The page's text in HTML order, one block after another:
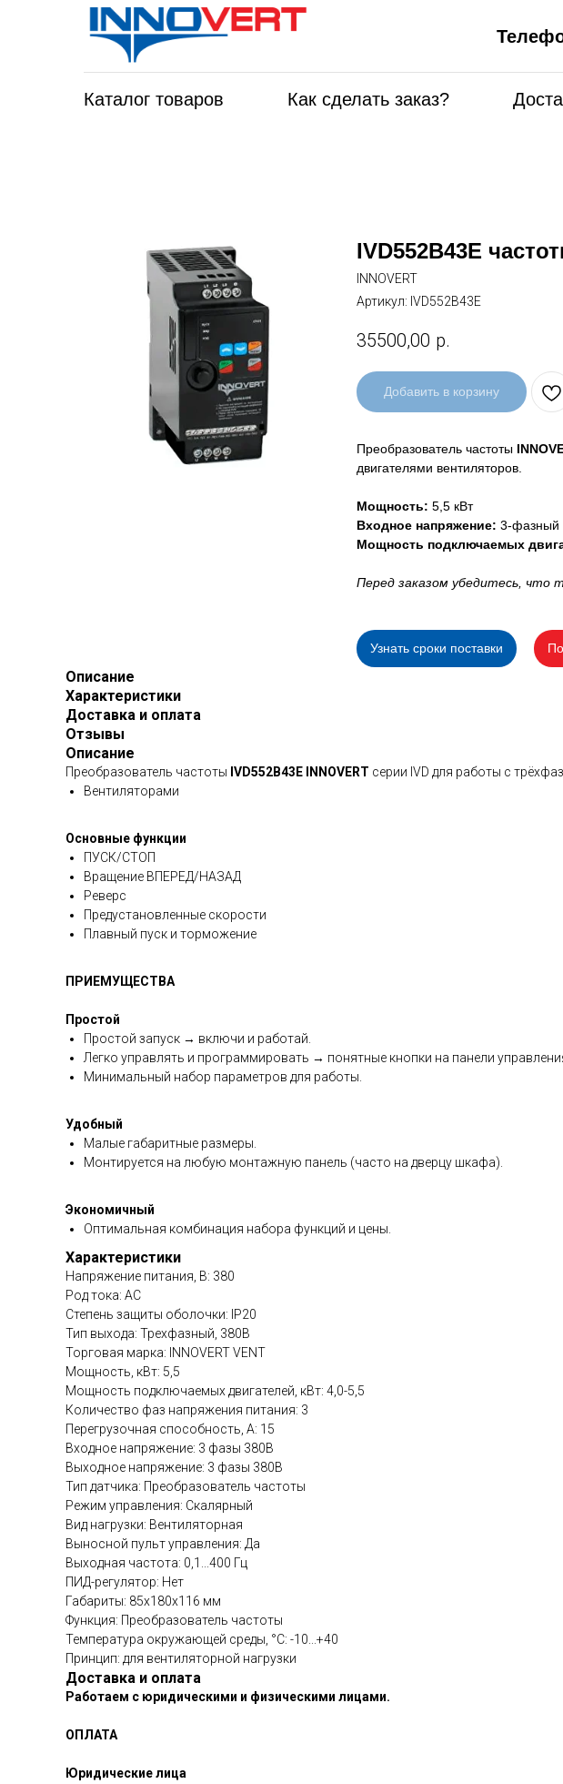
Каталог товаров Как сделать заказ?
IVD552B43E
INNOVERT
Артикул: IVD552B43E
35500,00 р.
Добавить в корзину
Преобразователь частоты
двигателями вентиляторов.
Мощность: 5,5 кВт
Входное напряжение: 3-фазный
Мощность подключаемых
Перед заказом убедитесь, что
Узнать сроки поставки
Описание
Характеристики
Доставка и оплата
Отзывы
Описание
Преобразователь частоты IVD552B43E INNOVERT серии IVD для работы с
Вентиляторами
Основные функции
ПУСК/СТОП
Вращение ВПЕРЕД/НАЗАД
Реверс
Предустановленные скорости
Плавный пуск и торможение
ПРИЕМУЩЕСТВА
Простой
Простой запуск → включи и работай.
Легко управлять и программировать → понятные кнопки на панели
Минимальный набор параметров для работы.
Удобный
Малые габаритные размеры.
Монтируется на любую монтажную панель (часто на дверцу шкафа).
Экономичный
Оптимальная комбинация набора функций и цены.
Характеристики
Напряжение питания, В: 380
Род тока: AC
Степень защиты оболочки: IP20
Тип выхода: Трехфазный, 380В
Торговая марка: INNOVERT VENT
Мощность, кВт: 5,5
Мощность подключаемых двигателей, кВт: 4,0-5,5
Количество фаз напряжения питания: 3
Перегрузочная способность, А: 15
Входное напряжение: 3 фазы 380В
Выходное напряжение: 3 фазы 380В
Тип датчика: Преобразователь частоты
Режим управления: Скалярный
Вид нагрузки: Вентиляторная
Выносной пульт управления: Да
Выходная частота: 0,1...400 Гц
ПИД-регулятор: Нет
Габариты: 85х180х116 мм
Функция: Преобразователь частоты
Температура окружающей среды, °C: -10...+40
Принцип: для вентиляторной нагрузки
Доставка и оплата
Работаем с юридическими и физическими лицами.
ОПЛАТА
Юридические лица